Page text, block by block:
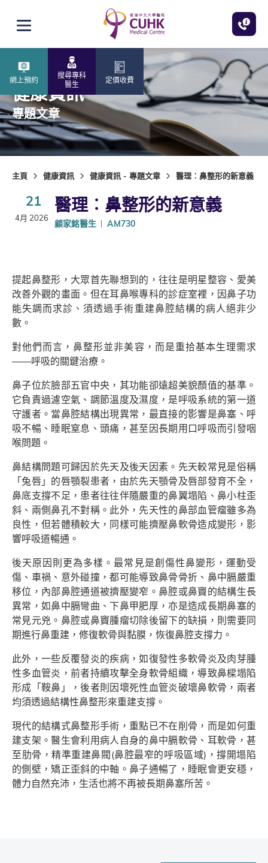
打開選單
網上預約
搜尋專科
醫生
定價收費
健康資訊
專題文章
主頁 健康資訊 健康資訊 - 專題文章 醫理︰鼻整形的新意義
21
4月 2026
醫理︰鼻整形的新意義
顧家銘醫生 AM730
提起鼻整形，大眾首先聯想到的，往往是明星整容、愛美
改善外觀的畫面。但在耳鼻喉專科的診症室裡，因鼻子功
能失調而求診、須透過手術重建鼻腔結構的病人絕非少
數。
對他們而言，鼻整形並非美容，而是重拾基本生理需求
——呼吸的關鍵治療。
鼻子位於臉部五官中央，其功能卻遠超美貌顏值的基準。
它負責過濾空氣、調節溫度及濕度，是呼吸系統的第一道
守護者。當鼻腔結構出現異常，最直接的影響是鼻塞、呼
吸不暢、睡眠窒息、頭痛，甚至因長期用口呼吸而引發咽
喉問題。
鼻結構問題可歸因於先天及後天因素。先天較常見是俗稱
「兔唇」的唇顎裂患者，由於先天顎骨及唇部發育不全，
鼻底支撐不足，患者往往伴隨嚴重的鼻翼塌陷、鼻小柱歪
斜、兩側鼻孔不對稱。此外，先天性的鼻部血管瘤雖多為
良性，但若體積較大，同樣可能擠壓鼻軟骨造成變形，影
響呼吸道暢通。
後天原因則更為多樣。最常見是創傷性鼻變形，運動受
傷、車禍、意外碰撞，都可能導致鼻骨骨折、鼻中膈嚴重
移位，內部鼻腔通道被擠壓變窄。鼻腔或鼻竇的結構生長
異常，如鼻中膈彎曲、下鼻甲肥厚，亦是造成長期鼻塞的
常見元兇。鼻腔或鼻竇腫瘤切除後留下的缺損，則需要同
期進行鼻重建，修復軟骨與黏膜，恢復鼻腔支撐力。
此外，一些反覆發炎的疾病，如復發性多軟骨炎及肉芽腫
性多血管炎，前者持續攻擊全身軟骨組織，導致鼻樑塌陷
形成「鞍鼻」，後者則因壞死性血管炎破壞鼻軟骨，兩者
均須透過結構性鼻整形來重建支撐。
現代的結構式鼻整形手術，重點已不在削骨，而是如何重
建支架。醫生會利用病人自身的鼻中膈軟骨、耳軟骨，甚
至肋骨，精準重建鼻閥(鼻腔最窄的呼吸區域)，撐開塌陷
的側壁，矯正歪斜的中軸。鼻子通暢了，睡眠會更安穩，
體力自然充沛，生活也將不再被長期鼻塞所苦。